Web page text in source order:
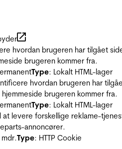
hvordan brugeren har tilgået
brugeren kommer fra.
Type: Lokalt HTML-lager
hvordan brugeren har
brugeren kommer fra.
Type: Lokalt HTML-lager
at levere forskellige reklame-
annoncører.
Type: HTTP Cookie